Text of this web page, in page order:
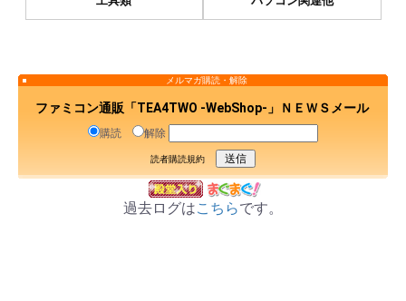
メルマガ購読・解除
ファミコン通販「TEA4TWO -WebShop-」ＮＥＷＳメール
購読 解除
読者購読規約
過去ログはこちらです。